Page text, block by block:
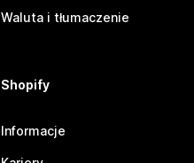
Waluta i tłumaczenie
Shopify
Informacje